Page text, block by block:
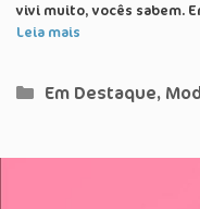
vivi muito, vocês sabem.
Leia mais
Categorias
Em Destaque,